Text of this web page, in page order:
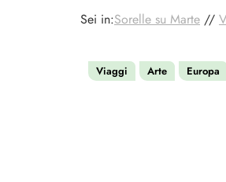
Sei in:Sorelle su Marte //
Viaggi Arte Europa